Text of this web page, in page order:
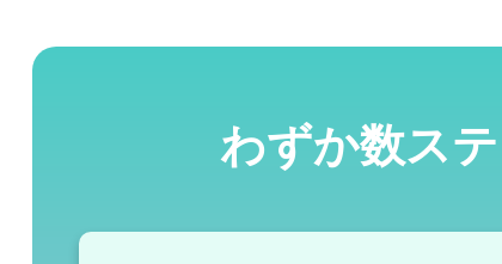
わずか数ス